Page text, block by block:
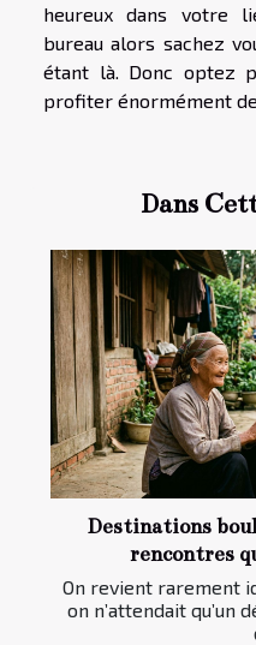
heureux dans votre
bureau alors sachez
étant là. Donc optez
profiter énormément
Dans
Destinations
rencontres
On revient rarement
on n’attendait qu’un